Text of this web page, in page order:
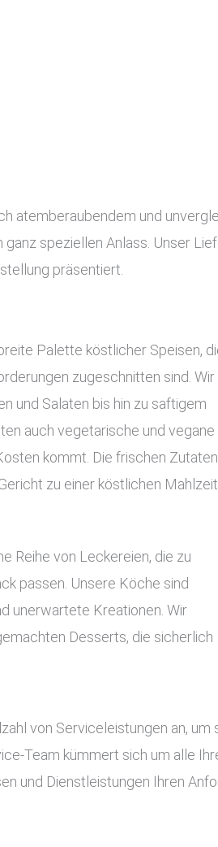
atemberaubendem und
speziellen Anlass. Unser
präsentiert.
Palette köstlicher Speisen,
zugeschnitten sind. Wir
und Salaten bis hin zu saftigem
auch vegetarische und vegane
kommt. Die frischen
zu einer köstlichen Mahlzeit.
Reihe von Leckereien, die zu
passen. Unsere Köche sind
unerwartete Kreationen. Wir
Desserts, die sicherlich
von Serviceleistungen an,
Team kümmert sich um alle
und Dienstleistungen Ihren